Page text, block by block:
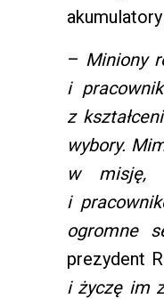
– Miniony
i
z
wybory.
w misję,
i
ogromne
prezydent
i życzę im